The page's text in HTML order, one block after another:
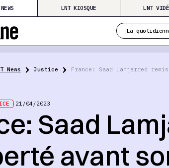
LNT KIOSQUE LNT
La
News Justice France: Saad Lamjarred
21/04/2023
Saad
avant